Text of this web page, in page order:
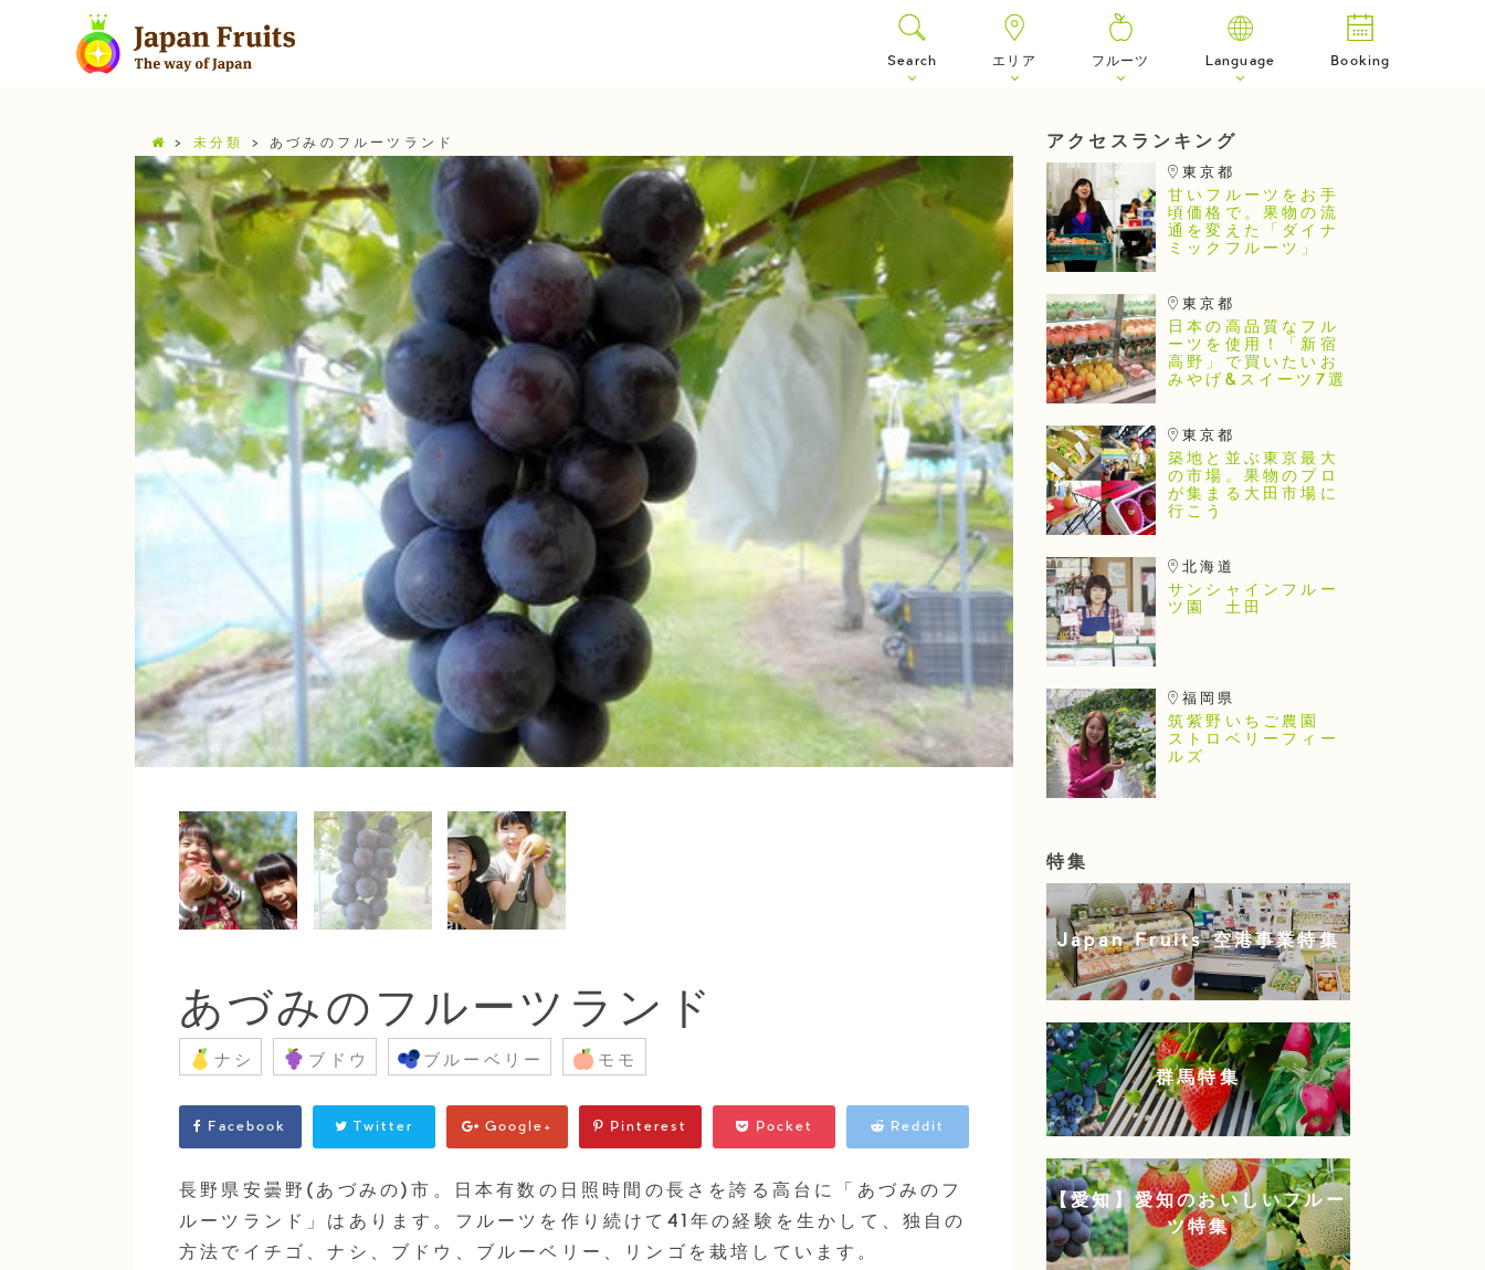
Search エリア フルーツ Language Booking
> 未分類 >あづみのフルーツランド
あづみのフルーツランド
ナシ ブドウ ブルーベリー モモ
Facebook Twitter Google+ Pinterest Pocket Reddit
長野県安曇野(あづみの)市。日本有数の日照時間の長さを誇る高台に「あづみのフ
ルーツランド」はあります。フルーツを作り続けて41年の経験を生かして、独自の
方法でイチゴ、ナシ、ブドウ、ブルーベリー、リンゴを栽培しています。
アクセスランキング
東京都
甘いフルーツをお手
頃価格で。果物の流
通を変えた「ダイナ
ミックフルーツ」
東京都
日本の高品質なフル
ーツを使用！「新宿
高野」で買いたいお
みやげ&スイーツ7選
東京都
築地と並ぶ東京最大
の市場。果物のプロ
が集まる大田市場に
行こう
北海道
サンシャインフルー
ツ園 土田
福岡県
筑紫野いちご農園
ストロベリーフィー
ルズ
特集
Japan Fruits 空港事業特集
群馬特集
【愛知】愛知のおいしいフルー
ツ特集